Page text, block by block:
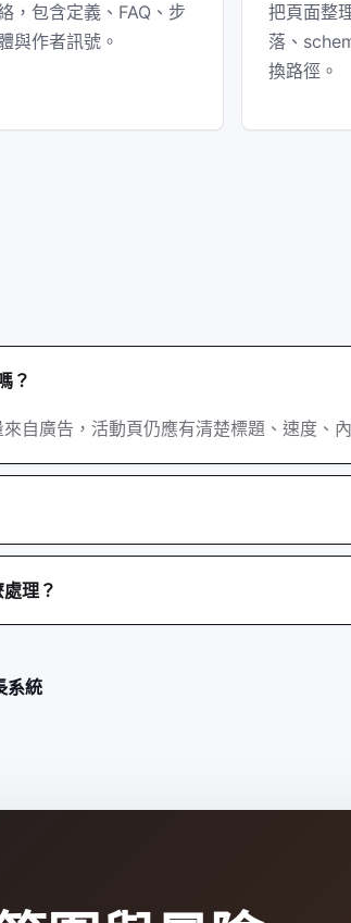
，包含定義、FAQ、步
與作者訊號。
把頁面整
落、
換路徑。
？
自廣告，活動頁仍應有清楚標題、速度、
理？
系統